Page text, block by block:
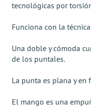
tecnológicas por
Funciona con la
Una doble y cómoda
de los puntales.
La punta es plana y en
El mango es una